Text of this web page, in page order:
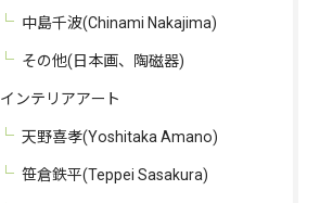
中島千波(Chinami Nakajima)
その他(日本画、陶磁器)
インテリアアート
天野喜孝(Yoshitaka Amano)
笹倉鉄平(Teppei Sasakura)